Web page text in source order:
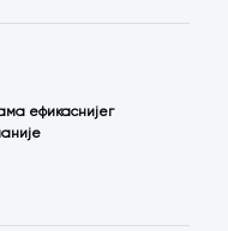
ефикаснијег